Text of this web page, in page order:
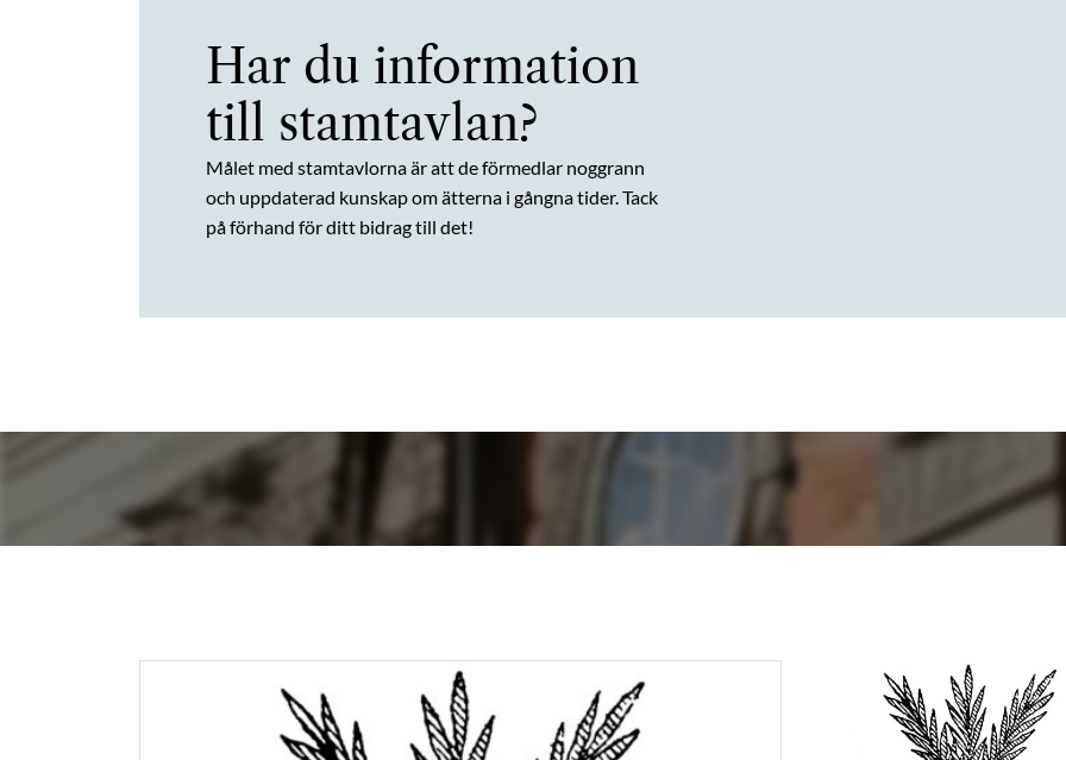
Har du information
till stamtavlan?
Målet med stamtavlorna är att de förmedlar noggrann
och uppdaterad kunskap om ätterna i gångna tider. Tack
på förhand för ditt bidrag till det!